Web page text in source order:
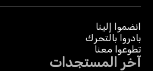
انضموا إلينا
بادروا بالتحرك
تطوعوا معنا
آخر المستجدات